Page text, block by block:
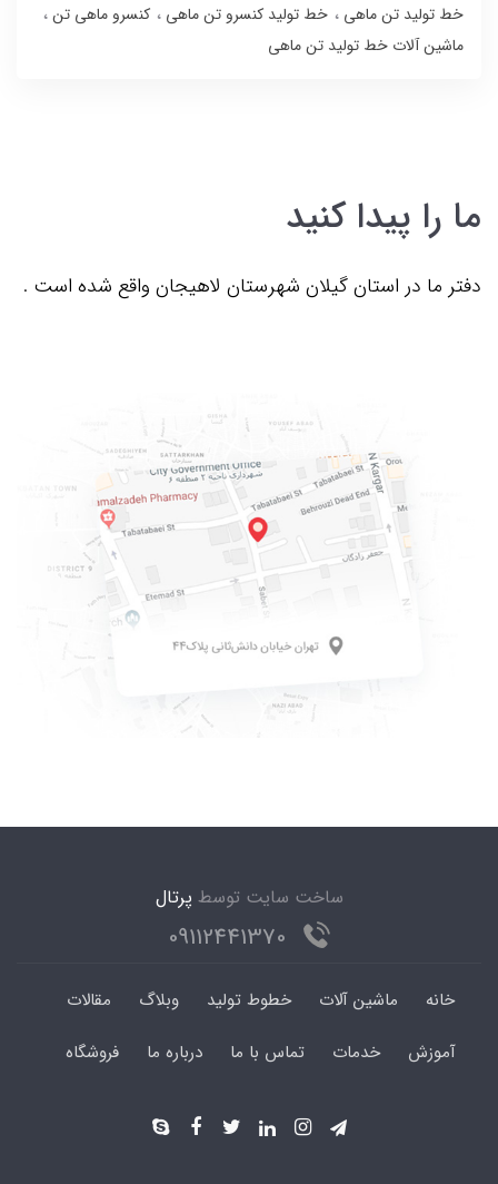
خط تولید تن ماهی
خط تولید کنسرو تن ماهی
کنسرو ماهی تن
ماشین آلات خط تولید تن ماهی
ما را پیدا کنید
دفتر ما در استان گیلان شهرستان لاهیجان واقع شده است .
ساخت سایت توسط پرتال
خانه ماشین آلات خطوط تولید وبلاگ
مقالات
آموزش
خدمات تماس با ما درباره ما فروشگاه